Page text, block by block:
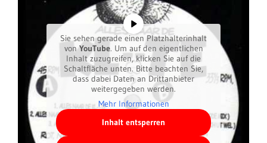
Sie sehen gerade einen Platzhalterinhalt
vonYouTube. Um auf den eigentlichen
Inhalt zuzugreifen, klicken Sie auf die
Schaltfläche unten. Bitte beachten Sie,
dass dabei Daten an Drittanbieter
weitergegeben werden.
Mehr Informationen
Inhalt entsperren